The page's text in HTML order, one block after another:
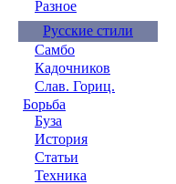
Разное
Русские стили
Самбо
Кадочников
Слав. Гориц.
Борьба
Буза
История
Статьи
Техника